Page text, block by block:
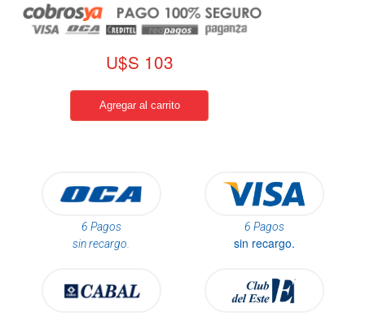
U$S 103
6 Pagos
sin recargo.
6 Pagos
sin recargo.